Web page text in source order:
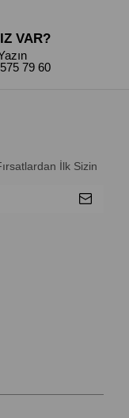
VAR?
79 60
İlk Sizin